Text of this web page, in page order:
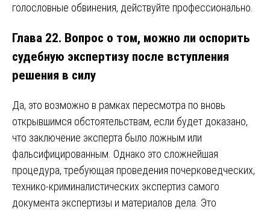
голословные обвинения, действуйте профессионально.
Глава 22. Вопрос о том, можно ли оспорить
судебную экспертизу после вступления
решения в силу
Да, это возможно в рамках пересмотра по вновь
открывшимся обстоятельствам, если будет доказано,
что заключение эксперта было ложным или
фальсифицированным. Однако это сложнейшая
процедура, требующая проведения почерковедческих,
технико-криминалистических экспертиз самого
документа экспертизы и материалов дела. Это